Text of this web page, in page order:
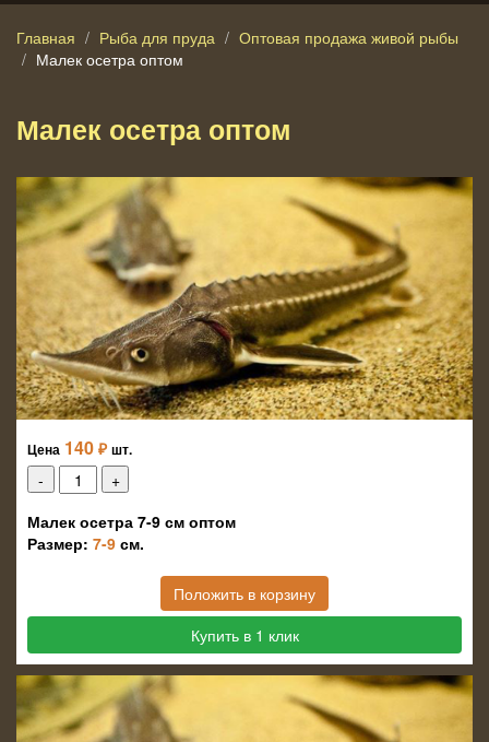
Главная Рыба для пруда
Оптовая продажа живой рыбы
Малек осетра оптом
Малек осетра оптом
Цена 140 ₽ шт.
Малек осетра 7-9 см оптом
Размер: 7-9 см.
Положить в корзину
Купить в 1 клик